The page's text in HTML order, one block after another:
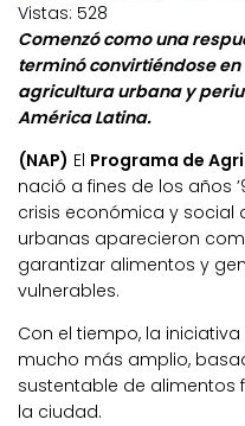
Vistas: 528
Comenzó como una
terminó convirtiéndose
agricultura urbana y
América Latina.
(NAP) El Programa de
nació a fines de los años
crisis económica y social
urbanas aparecieron
garantizar alimentos y
vulnerables.
Con el tiempo, la
mucho más amplio,
sustentable de alimentos
la ciudad.